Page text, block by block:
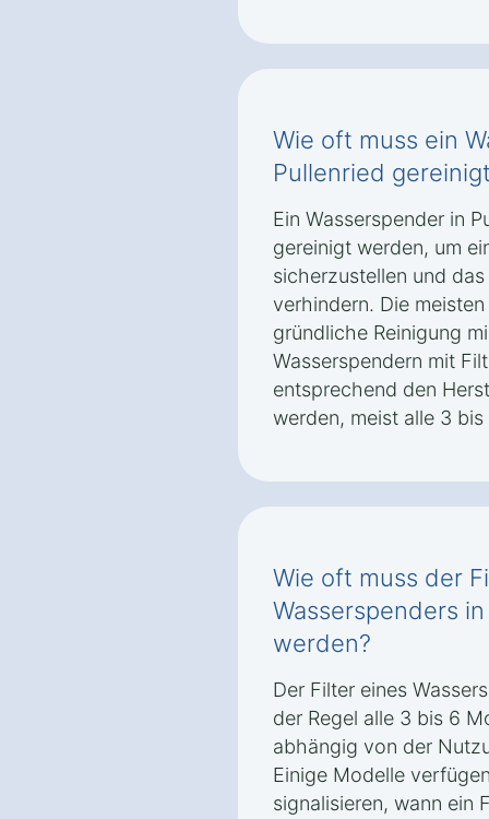
Wie oft muss ein
Pullenried
Ein Wasserspender in
gereinigt werden, um
sicherzustellen und
verhindern. Die
gründliche Reinigung
Wasserspendern mit
entsprechend den
werden, meist alle 3
Wie oft muss der
Wasserspenders
werden?
Der Filter eines
der Regel alle 3 bis 6
abhängig von der
Einige Modelle
signalisieren, wann ein